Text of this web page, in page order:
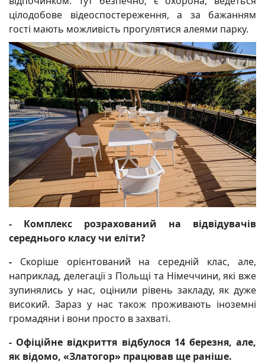
цілодобове відеоспостереження, а за бажанням
гості мають можливість прогулятися алеями парку.
- Комплекс розрахований на відвідувачів
середнього класу чи еліти?
- Скоріше орієнтований на середній клас, але,
наприклад, делегації з Польщі та Німеччини, які вже
зупинялись у нас, оцінили рівень закладу, як дуже
високий. Зараз у нас також проживають іноземні
громадяни і вони просто в захваті.
- Офіційне відкриття відбулося 14 березня, але,
як відомо, «Златогор» працював ще раніше.